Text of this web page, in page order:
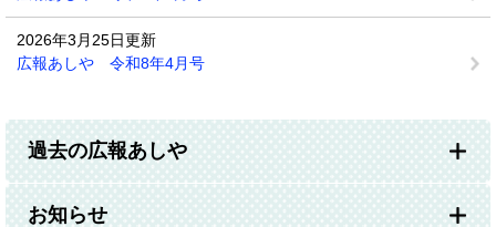
2026年3月25日更新
広報あしや 令和8年4月号
過去の広報あしや
お知らせ